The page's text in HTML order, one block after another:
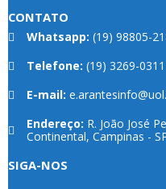
CONTATO
Whatsapp: (19) 98805-
Telefone: (19) 3269-0311
E-mail:
Endereço: R. João José
Continental, Campinas -
SIGA-NOS